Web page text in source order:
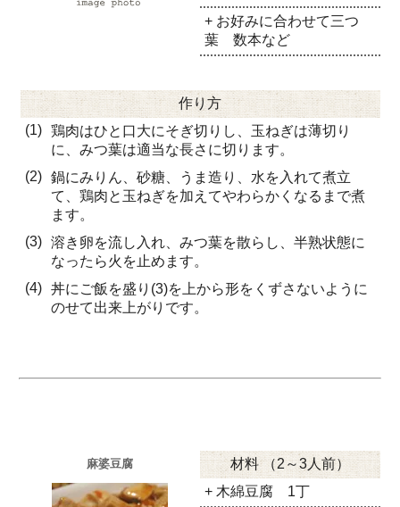
+ お好みに合わせて三つ
葉 数本など
作り方
(1)
鶏肉はひと口大にそぎ切りし、玉ねぎは薄切り
に、みつ葉は適当な長さに切ります。
(2)
鍋にみりん、砂糖、うま造り、水を入れて煮立
て、鶏肉と玉ねぎを加えてやわらかくなるまで煮
ます。
(3)
溶き卵を流し入れ、みつ葉を散らし、半熟状態に
なったら火を止めます。
(4)
丼にご飯を盛り(3)を上から形をくずさないように
のせて出来上がりです。
麻婆豆腐
材料 （2～3人前）
+ 木綿豆腐 1丁